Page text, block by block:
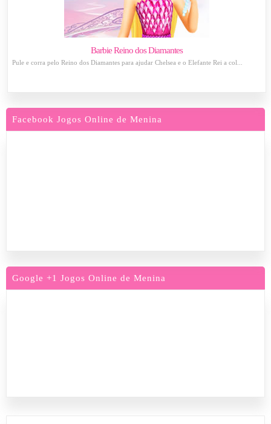
Barbie Reino dos Diamantes
Pule e corra pelo Reino dos Diamantes para ajudar Chelsea e o Elefante Rei a col...
Facebook Jogos Online de Menina
Google +1 Jogos Online de Menina